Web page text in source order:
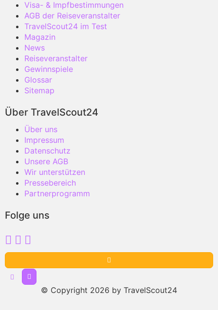
Visa- & Impfbestimmungen
AGB der Reiseveranstalter
TravelScout24 im Test
Magazin
News
Reiseveranstalter
Gewinnspiele
Glossar
Sitemap
Über TravelScout24
Über uns
Impressum
Datenschutz
Unsere AGB
Wir unterstützen
Pressebereich
Partnerprogramm
Folge uns
© Copyright 2026 by TravelScout24